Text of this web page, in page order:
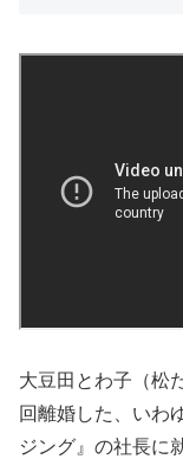
大豆田とわ子（松
回離婚した、いわ
ジング』の社長に